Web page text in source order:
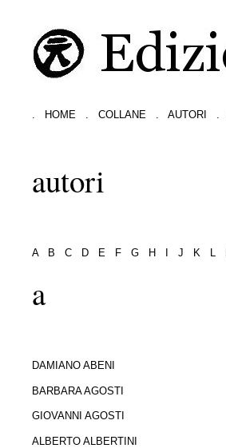
. HOME . COLLANE . AUTORI .
autori
A B C D E F G H J K L
a
DAMIANO ABENI
BARBARA AGOSTI
GIOVANNI AGOSTI
ALBERTO ALBERTINI